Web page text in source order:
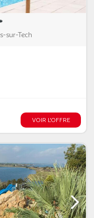
sur-Tech
VOIR L'OFFRE